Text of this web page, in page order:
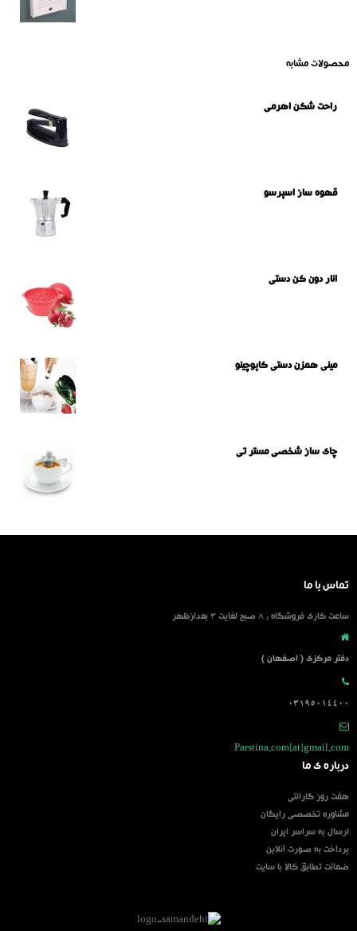
محصولات مشابه
راحت شکن اهرمی
قهوه ساز اسپرسو
انار دون کن دستی
مینی همزن دستی کاپوچینو
چای ساز شخصی مستر تی
تماس با ما
ساعت کاری فروشگاه : 8 صبح لغایت 3 بعدازظهر
دفتر مرکزی ( اصفهان )
03195014400
Parstina.com[at]gmail.com
درباره ی ما
هفت روز گارانتی
مشاوره تخصصی رایگان
ارسال به سراسر ایران
پرداخت به صورت آنلاین
ضمانت تطابق کالا با سایت